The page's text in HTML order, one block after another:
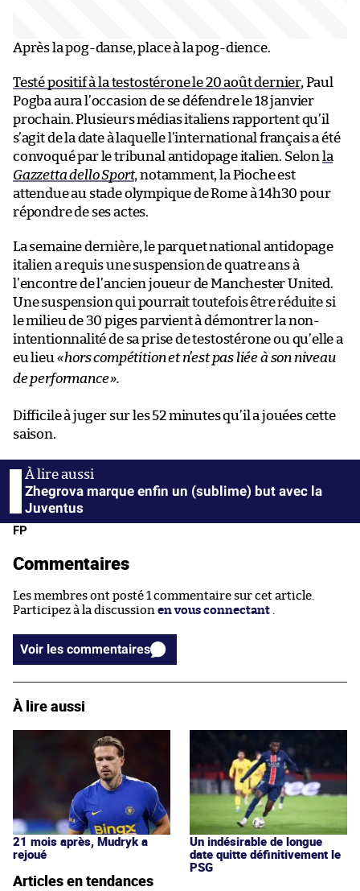
Après la pog-danse, place à la pog-dience.
Testé positif à la testostérone le 20 août dernier, Paul
Pogba aura l’occasion de se défendre le 18 janvier
prochain. Plusieurs médias italiens rapportent qu’il
s’agit de la date à laquelle l’international français a été
convoqué par le tribunal antidopage italien. Selon la
Gazzetta dello Sport, notamment, la Pioche est
attendue au stade olympique de Rome à 14h30 pour
répondre de ses actes.
La semaine dernière, le parquet national antidopage
italien a requis une suspension de quatre ans à
l’encontre de l’ancien joueur de Manchester United.
Une suspension qui pourrait toutefois être réduite si
le milieu de 30 piges parvient à démontrer la non-
intentionnalité de sa prise de testostérone ou qu’elle a
eu lieu «hors compétition et n’est pas liée à son niveau
de performance».
Difficile à juger sur les 52 minutes qu’il a jouées cette
saison.
Zhegrova marque enfin un (sublime) but avec la
Juventus
FP
Commentaires
Les membres ont posté 1 commentaire sur cet article.
Participez à la discussion en vous connectant
Voir les commentaires
À lire aussi
21 mois après, Mudryk a
rejoué
Un indésirable de longue
date quitte définitivement le
PSG
Articles en tendances